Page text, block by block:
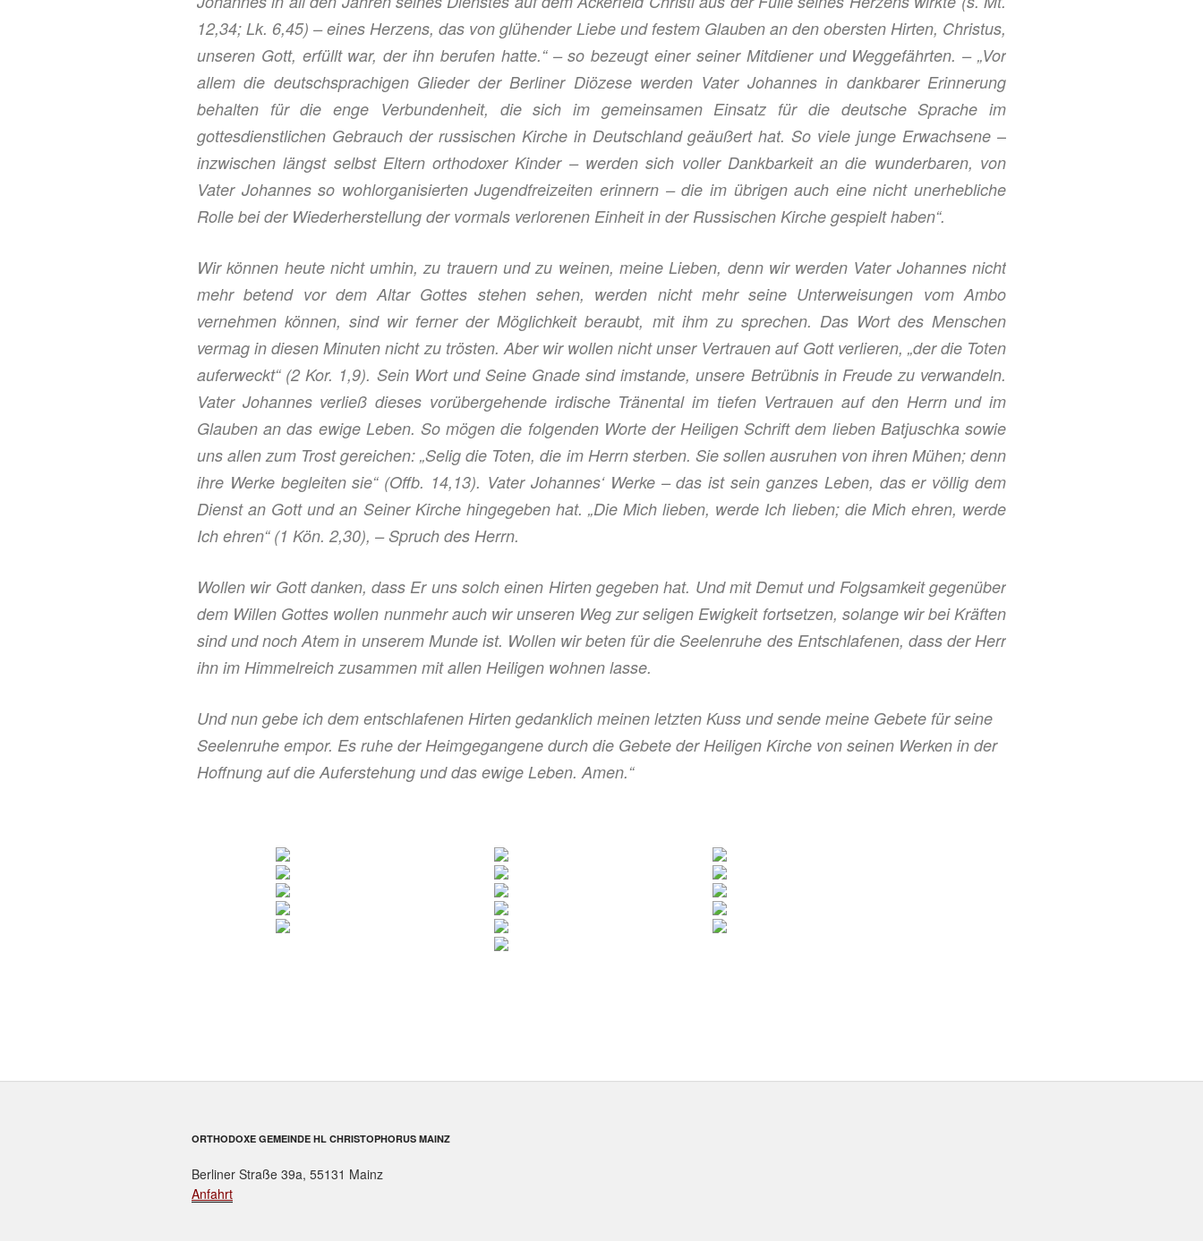
12,34; Lk. 6,45) – eines Herzens, das von glühender Liebe und festem Glauben an den obersten Hirten, Christus,
unseren Gott, erfüllt war, der ihn berufen hatte.“ –so bezeugt einer seiner Mitdiener und Weggefährten. –„Vor
allem die deutschsprachigen Glieder der Berliner Diözese werden Vater Johannes in dankbarer Erinnerung
behalten für die enge Verbundenheit, die sich im gemeinsamen Einsatz für die deutsche Sprache im
gottesdienstlichen Gebrauch der russischen Kirche in Deutschland geäußert hat. So viele junge Erwachsene –
inzwischen längst selbst Eltern orthodoxerKinder – werden sich voller Dankbarkeit an die wunderbaren, von
Vater Johannesso wohlorganisierten Jugendfreizeiten erinnern – die im übrigen auch eine nicht unerhebliche
Rolle bei der Wiederherstellung der vormals verlorenen Einheit in der Russischen Kirche gespielt haben“.
Wir können heute nicht umhin, zu trauern und zu weinen, meine Lieben, denn wir werden Vater Johannes nicht
mehr betend vor dem Altar Gottes stehen sehen, werden nicht mehr seine Unterweisungen vom Ambo
vernehmen können, sind wir ferner der Möglichkeit beraubt, mit ihm zu sprechen. Das Wort des Menschen
vermag in diesen Minutennichtzu trösten. Aber wir wollen nicht unser Vertrauen auf Gott verlieren, „der die Toten
auferweckt“(2 Kor. 1,9). Sein Wort und Seine Gnade sind imstande, unsere Betrübnis in Freude zu verwandeln.
Vater Johannes verließ dieses vorübergehende irdische Tränental im tiefen Vertrauen aufden Herrn undim
Glaubenan das ewige Leben. So mögen die folgenden Worte der Heiligen Schrift dem lieben Batjuschka sowie
uns allen zum Trost gereichen: „Selig die Toten, die im Herrn sterben. Sie sollen ausruhen von ihren Mühen; denn
ihre Werke begleiten sie“(Offb. 14,13). Vater Johannes‘ Werke – das ist sein ganzes Leben, das er völlig dem
Dienst an Gott und an Seiner Kirche hingegeben hat. „Die Mich lieben, werde Ich lieben; die Mich ehren, werde
Ich ehren“(1 Kön. 2,30), – Spruch des Herrn.
Wollen wir Gott danken, dass Er uns solch einen Hirten gegeben hat. Und mit Demut und Folgsamkeit gegenüber
dem Willen Gottes wollen nunmehr auch wir unseren Weg zur seligen Ewigkeit fortsetzen, solange wir bei Kräften
sind und noch Atem in unserem Munde ist. Wollen wir beten für die Seelenruhe des Entschlafenen, dass der Herr
ihn im Himmelreich zusammen mit allen Heiligen wohnen lasse.
Und nun gebe ich dem entschlafenen Hirten gedanklich meinen letzten Kuss und sende meine Gebete für seine
Seelenruhe empor. Es ruhe der Heimgegangene durch die Gebete der Heiligen Kirche von seinen Werken in der
Hoffnung auf die Auferstehung und das ewige Leben. Amen.“
ORTHODOXE GEMEINDE HL CHRISTOPHORUS MAINZ
Berliner Straße 39a, 55131 Mainz
Anfahrt